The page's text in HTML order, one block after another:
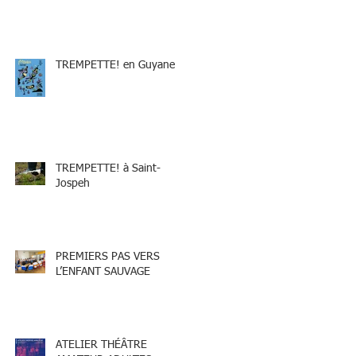
TREMPETTE! en Guyane
TREMPETTE! à Saint-
Jospeh
PREMIERS PAS VERS
L’ENFANT SAUVAGE
ATELIER THÉÂTRE